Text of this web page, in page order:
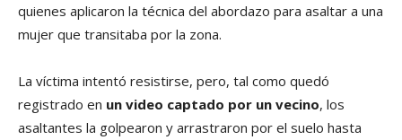
quienes aplicaron la técnica del abordazo para asaltar a una
mujer que transitaba por la zona.
La víctima intentó resistirse, pero, tal como quedó
registrado en un video captado por un vecino, los
asaltantes la golpearon y arrastraron por el suelo hasta